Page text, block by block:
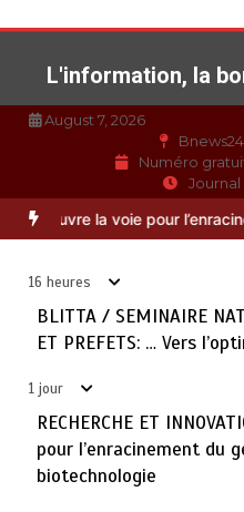
au
contenuL'information, la
August 7, 2026
Numéro
PREFETS: … Vers
16 heures
BLITTA / SEMINAIRE
ET PREFETS: … Vers
1 jour
RECHERCHE ET
pour l’enracinement du
biotechnologie
3
TOGO : Bon vent dans
4
28 NOUVEAUX
plus rapide, plus
août 6, 2026
5
MARQUAGE DES
meilleur contrôle de la